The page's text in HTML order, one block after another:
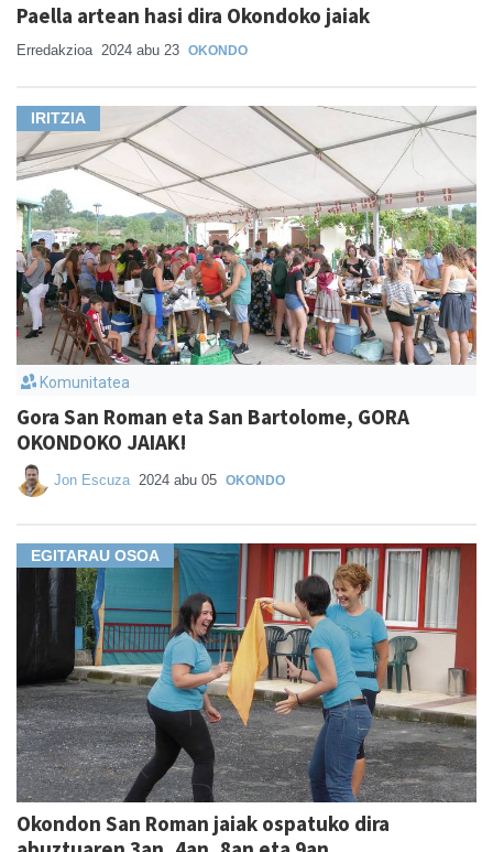
Paella artean hasi dira Okondoko jaiak
Erredakzioa 2024 abu 23 OKONDO
IRITZIA
Komunitatea
Gora San Roman eta San Bartolome, GORA
OKONDOKO JAIAK!
Jon Escuza 2024 abu 05 OKONDO
EGITARAU OSOA
Okondon San Roman jaiak ospatuko dira